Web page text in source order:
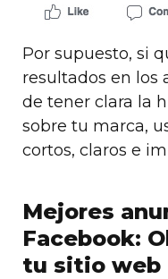
Por supuesto, si
resultados en los
de tener clara la
sobre tu marca,
cortos, claros e
Mejores
Facebook:
tu sitio web